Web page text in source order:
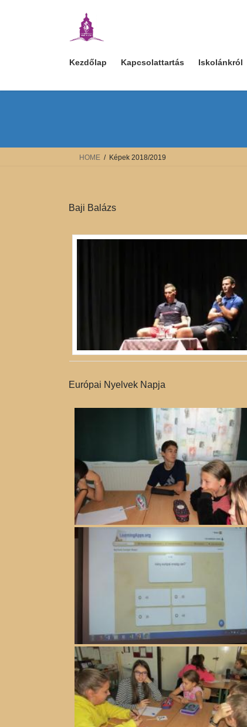
Kezdőlap Kapcsolattartás Iskolánkról
HOME Képek 2018/2019
Baji Balázs
Európai Nyelvek Napja